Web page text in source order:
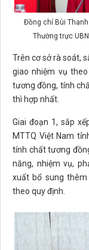
Đồng chí Bùi Thanh
Thường trực
Trên cơ sở rà soát,
giao nhiệm vụ
tương đồng, tính
thì hợp nhất.
Giai đoạn 1, sắp
MTTQ Việt Nam
tính chất tương
năng, nhiệm vụ,
xuất bổ sung
theo quy định.